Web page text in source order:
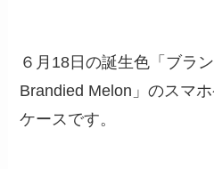
６月18日の誕生色「ブラ
Brandied Melon」のスマ
ケースです。